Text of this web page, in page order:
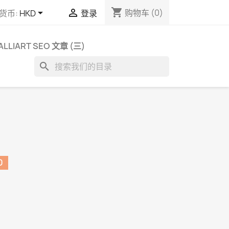
货币: HKD  登录 shopping_cart 购物车 (0)
SEO 文章 (三)
search